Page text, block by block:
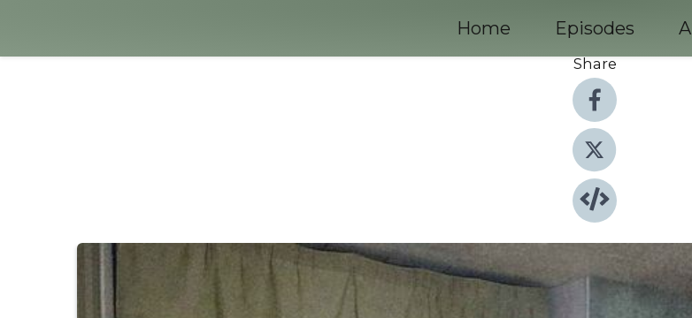
Home Episodes
Share